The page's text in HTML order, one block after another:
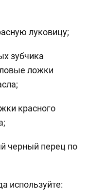
луковицу;
зубчика
ложки
красного
черный перец по
используйте: